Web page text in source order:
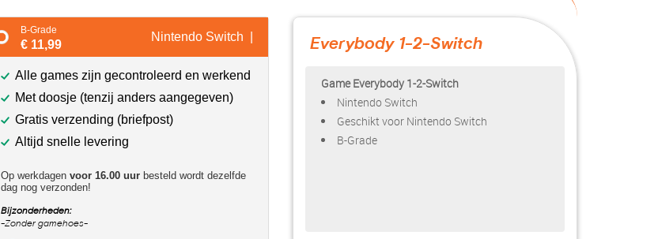
B-Grade
€ 11,99
Nintendo Switch |
Alle games zijn gecontroleerd en werkend
Met doosje (tenzij anders aangegeven)
Gratis verzending (briefpost)
Altijd snelle levering
Op werkdagen voor 16.00 uur besteld wordt dezelfde
dag nog verzonden!
Bijzonderheden:
-Zonder gamehoes-
Everybody 1-2-Switch
Game Everybody 1-2-Switch
Nintendo Switch
Geschikt voor Nintendo Switch
B-Grade